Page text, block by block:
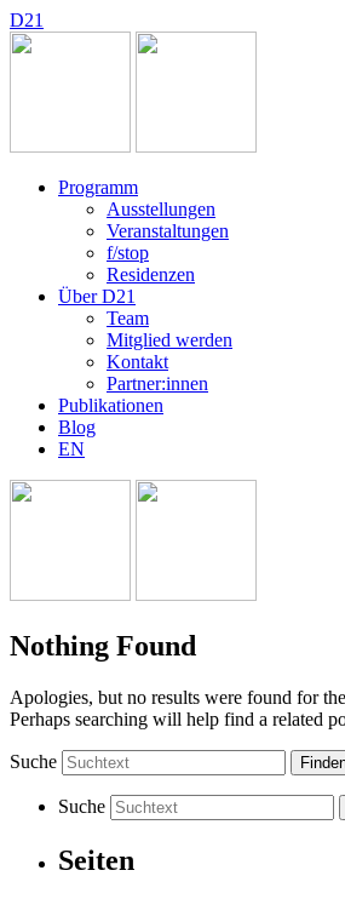
D21
Programm
Ausstellungen
Veranstaltungen
f/stop
Residenzen
Über D21
Team
Mitglied werden
Kontakt
Partner:innen
Publikationen
Blog
EN
Nothing Found
Apologies, but no results were found for
Perhaps searching will help find a related
Suche
Suche
Seiten